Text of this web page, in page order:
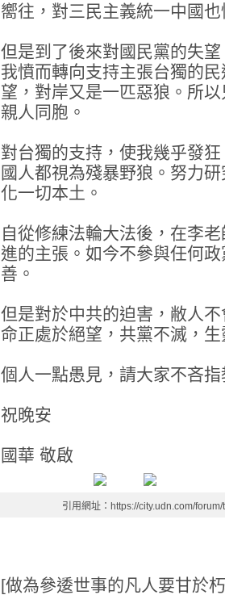
嚮往，對三民主義統一中國
但是到了後來對國民黨的失
我憤而轉向支持主張台獨的
望，對岸又是一匹惡狼。所
親人同胞。
對台獨的支持，使我幾乎發
國人都視為殘暴野狼。努力
化一切本土。
自從修練法輪大法後，在李
進的主張。如今不參與任何
善。
但是對於中共的迫害，敝人
命正處於絕望，共黨不滅，
個人一點愚見，請大家不吝
祝晚安
國華 敬啟
引用網址：https://city.udn.com/
[做為參逶世事的凡人要甘於